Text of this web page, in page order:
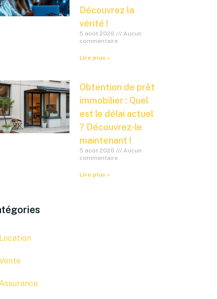
Découvrez la
vérité !
5 août 2026
Aucun
commentaire
Lire plus »
Obtention de prêt
immobilier : Quel
est le délai actuel
? Découvrez-le
maintenant !
5 août 2026
Aucun
commentaire
Lire plus »
Location
Assurance